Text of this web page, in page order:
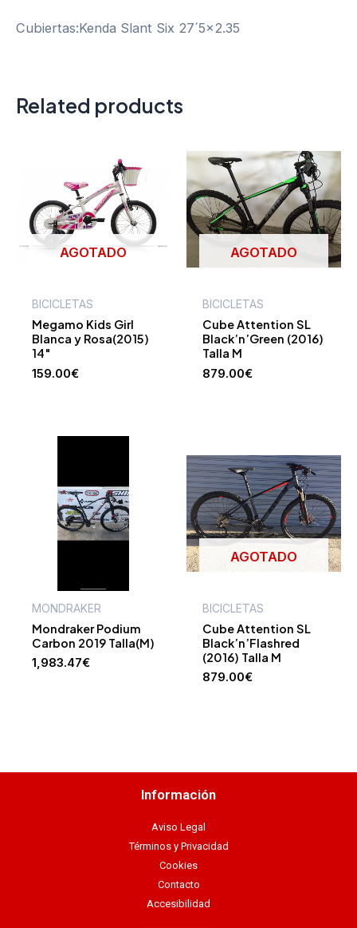
Cubiertas:Kenda Slant Six 27´5×2.35
Related products
AGOTADO
BICICLETAS
Megamo Kids Girl
Blanca y Rosa(2015)
14″
159.00€
AGOTADO
BICICLETAS
Cube Attention SL
Black’n’Green (2016)
Talla M
879.00€
MONDRAKER
Mondraker Podium
Carbon 2019 Talla(M)
1,983.47€
AGOTADO
BICICLETAS
Cube Attention SL
Black’n’Flashred
(2016) Talla M
879.00€
Información
Aviso Legal
Términos y Privacidad
Cookies
Contacto
Accesibilidad